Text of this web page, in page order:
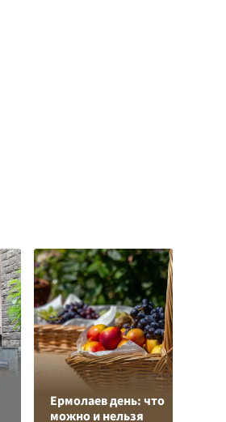
Ермолаев день: что
можно и нельзя